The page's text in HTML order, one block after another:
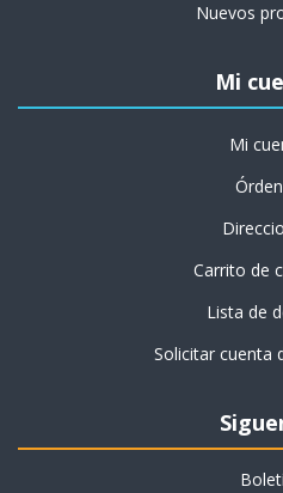
Nuevos
Mi
Mi
Carrito de
Lista de
Solicitar cuenta